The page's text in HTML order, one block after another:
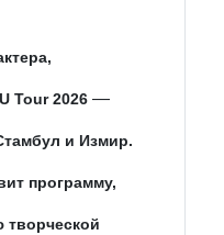
Tour 2026 —
и Измир.
программу,
творческой